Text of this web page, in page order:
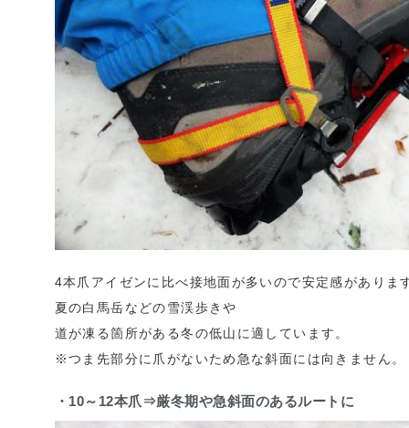
4本爪アイゼンに比べ接地面が多いので安定感がありま
夏の白馬岳などの雪渓歩きや
道が凍る箇所がある冬の低山に適しています。
※つま先部分に爪がないため急な斜面には向きません。
・10～12本爪⇒厳冬期や急斜面のあるルートに